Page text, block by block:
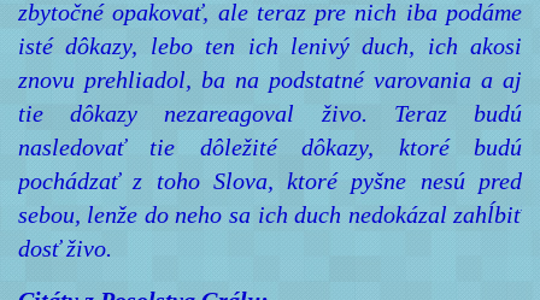
zbytočné opakovať, ale teraz pre nich iba podáme
isté dôkazy, lebo ten ich lenivý duch, ich akosi
znovu prehliadol, ba na podstatné varovania a aj
tie dôkazy nezareagoval živo. Teraz budú
nasledovať tie dôležité dôkazy, ktoré budú
pochádzať z toho Slova, ktoré pyšne nesú pred
sebou, lenže do neho sa ich duch nedokázal zahĺbiť
dosť živo.